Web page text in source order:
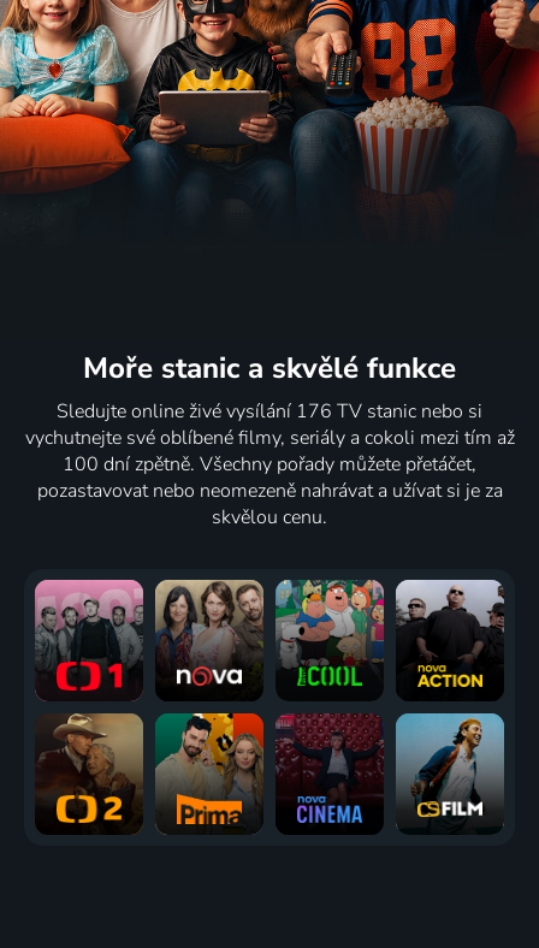
Moře stanic a skvělé funkce
Sledujte online živé vysílání 176 TV stanic nebo si
vychutnejte své oblíbené filmy, seriály a cokoli mezi tím až
100 dní zpětně. Všechny pořady můžete přetáčet,
pozastavovat nebo neomezeně nahrávat a užívat si je za
skvělou cenu.